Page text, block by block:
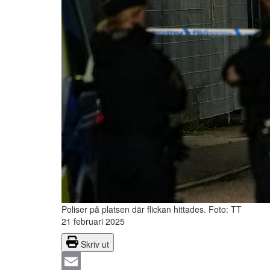
Poliser på platsen där flickan hittades. Foto: TT
21 februari 2025
Skriv ut